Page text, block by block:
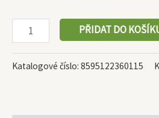
PŘIDAT DO
Katalogové číslo: 8595122360115